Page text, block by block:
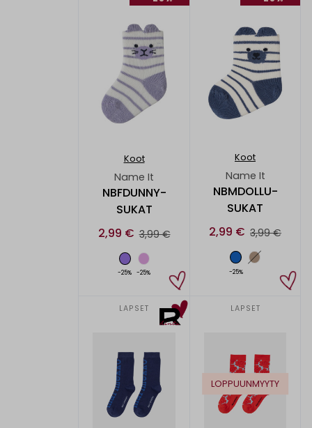
Koot
Name It
NBFDUNNY-
SUKAT
2,99 € 3,99 €
-25% -25%
Koot
Name It
NBMDOLLU-
SUKAT
2,99 € 3,99 €
-25%
LAPSET LAPSET
LOPPUUNMYYTY